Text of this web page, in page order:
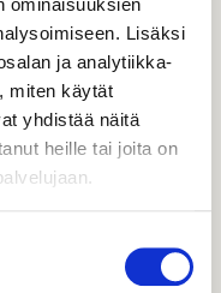
Lisäksi
ja analytiikka-
miten käytät
yhdistää näitä
heille tai joita on